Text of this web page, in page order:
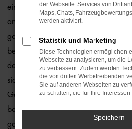
einfach perfekt zusammen. Dies
andere Orte sagen, denn dieses
ganzer Linie. Wir von der Auto-
bereits seit vielen Jahren mit Škoda
der Fahrzeuge begeistert. Dennoch
sicher und schauen bei jedem Škoda
Gebrauchtwagen für Bremen
bedeutet dies, dass jedes Auto in
gastiert und dort überprüft und ggf.
der Webseite. Services von
Maps, Chats,
werden aktiviert.
Statistik und Marketing
Diese Technologien ermöglichen
Webseite zu analysieren, um die
zu verbessern. Zudem werden
die von dritten Werbetreibenden
Sie auf anderen Webseiten zu
zu schalten, die für Ihre
Speichern